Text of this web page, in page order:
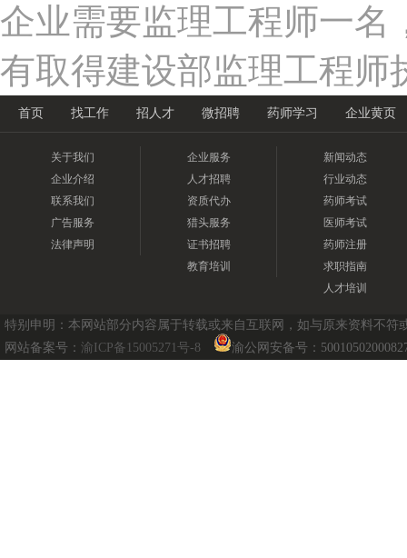
企业需要监理工程师一名
有取得建设部监理工程师
首页 找工作 招人才 微招聘 药师学习 企业黄页
关于我们
企业介绍
联系我们
广告服务
法律声明
企业服务
人才招聘
资质代办
猎头服务
证书招聘
教育培训
新闻动态
行业动态
药师考试
医师考试
药师注册
求职指南
人才培训
特别申明：本网站部分内容属于转载或来自互联网，如与原来资料不
网站备案号： 渝ICP备15005271号-8 渝公网安备号：